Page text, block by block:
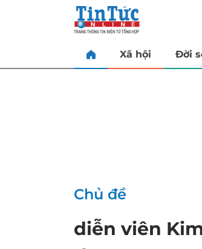
Xã hội Đời
Chủ đề
diễn viên